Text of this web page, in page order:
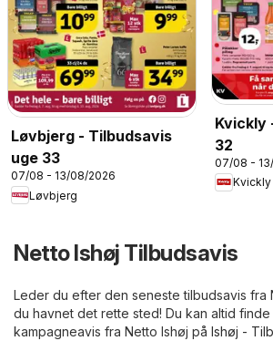
Løvbjerg - Tilbudsavis
uge 33
07/08 - 13/08/2026
Løvbjerg
Kvickly
32
07/08 -
Kvickly
Netto Ishøj Tilbudsavis
Leder du efter den seneste tilbudsavis fra
du havnet det rette sted! Du kan altid
kampagneavis fra Netto Ishøj på Ishøj -